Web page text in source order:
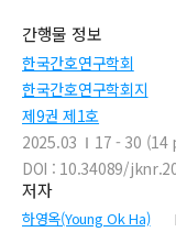
간행물 정보
한국간호연구학회
한국간호연구학회지
제9권 제1호
2025.03
17 - 30 (14
DOI : 10.34089/
저자
하영옥(Young Ok Ha)